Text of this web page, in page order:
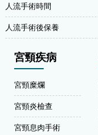
人流手術時間
人流手術後保養
宮頸疾病
宮頸糜爛
宮頸炎檢查
宮頸息肉手術